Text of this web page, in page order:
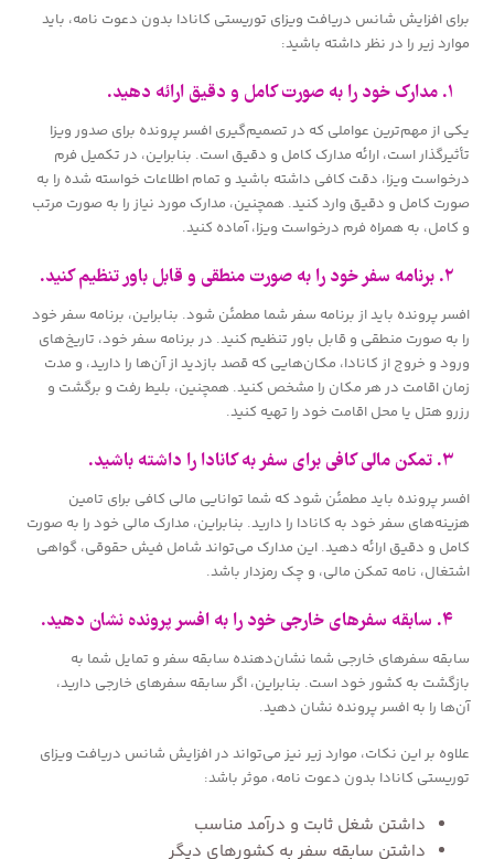
برای افزایش شانس دریافت ویزای توریستی کانادا بدون دعوت نامه، باید
موارد زیر را در نظر داشته باشید:
۱. مدارک خود را به صورت کامل و دقیق ارائه دهید.
یکی از مهم‌ترین عواملی که در تصمیم‌گیری افسر پرونده برای صدور ویزا
تأثیرگذار است، ارائه مدارک کامل و دقیق است. بنابراین، در تکمیل فرم
درخواست ویزا، دقت کافی داشته باشید و تمام اطلاعات خواسته شده را به
صورت کامل و دقیق وارد کنید. همچنین، مدارک مورد نیاز را به صورت مرتب
و کامل، به همراه فرم درخواست ویزا، آماده کنید.
۲. برنامه سفر خود را به صورت منطقی و قابل باور تنظیم کنید.
افسر پرونده باید از برنامه سفر شما مطمئن شود. بنابراین، برنامه سفر خود
را به صورت منطقی و قابل باور تنظیم کنید. در برنامه سفر خود، تاریخ‌های
ورود و خروج از کانادا، مکان‌هایی که قصد بازدید از آن‌ها را دارید، و مدت
زمان اقامت در هر مکان را مشخص کنید. همچنین، بلیط رفت و برگشت و
رزرو هتل یا محل اقامت خود را تهیه کنید.
۳. تمکن مالی کافی برای سفر به کانادا را داشته باشید.
افسر پرونده باید مطمئن شود که شما توانایی مالی کافی برای تامین
هزینه‌های سفر خود به کانادا را دارید. بنابراین، مدارک مالی خود را به صورت
کامل و دقیق ارائه دهید. این مدارک می‌تواند شامل فیش حقوقی، گواهی
اشتغال، نامه تمکن مالی، و چک رمزدار باشد.
۴. سابقه سفرهای خارجی خود را به افسر پرونده نشان دهید.
سابقه سفرهای خارجی شما نشان‌دهنده سابقه سفر و تمایل شما به
بازگشت به کشور خود است. بنابراین، اگر سابقه سفرهای خارجی دارید،
آن‌ها را به افسر پرونده نشان دهید.
علاوه بر این نکات، موارد زیر نیز می‌تواند در افزایش شانس دریافت ویزای
توریستی کانادا بدون دعوت نامه، موثر باشد:
داشتن شغل ثابت و درآمد مناسب
داشتن سابقه سفر به کشورهای دیگر